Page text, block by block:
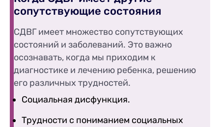
сопутствующие состояния
СДВГ имеет множество сопутствующих
состояний и заболеваний. Это важно
осознавать, когда мы приходим к
диагностике и лечению ребенка, решению
его различных трудностей.
Социальная дисфункция.
Трудности с пониманием социальных